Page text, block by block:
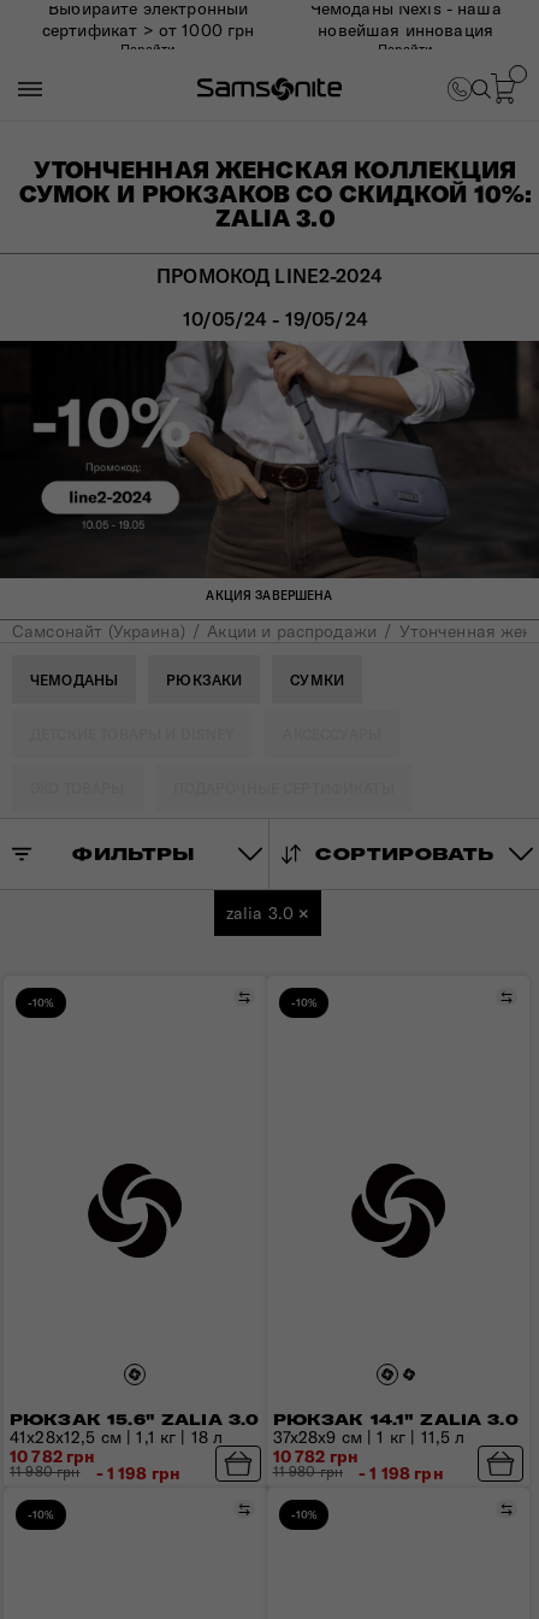
Выбирайте электронный
сертификат > от 1000 грн
Перейти
Чемоданы Nexis - наша
новейшая инновация
Перейти
УТОНЧЕННАЯ ЖЕНСКАЯ КОЛЛЕКЦИЯ
СУМОК И РЮКЗАКОВ СО СКИДКОЙ 10%:
ZALIA 3.0
ПРОМОКОД LINE2-2024
10/05/24 - 19/05/24
АКЦИЯ ЗАВЕРШЕНА
Самсонайт (Украина) Акции и распродажи Утонченная
ЧЕМОДАНЫ РЮКЗАКИ СУМКИ
ФИЛЬТРЫ СОРТИРОВАТЬ
zalia 3.0 ×
-10%
РЮКЗАК 15.6" ZALIA 3.0
Сравнить
41x28x12,5 см | 1,1 кг | 18 л
10 782 грн
11 980 грн - 1 198 грн
-10%
РЮКЗАК 14.1" ZALIA 3.0
37x28x9 см | 1 кг | 11,5 л
10 782 грн
11 980 грн - 1 198 грн
-10% Сравнить
-10%